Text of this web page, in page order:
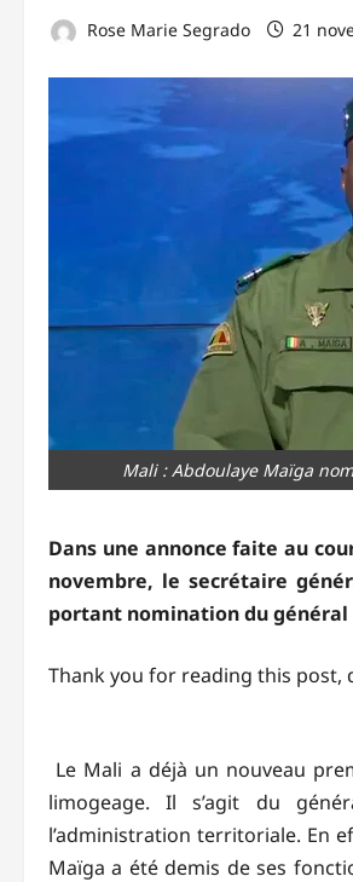
Rose Marie Segrado 21
Mali : Abdoulaye Maïga
Dans une annonce faite au
novembre, le secrétaire
portant nomination du
Thank you for reading this
Le Mali a déjà un nouveau
limogeage. Il s’agit du
l’administration territoriale. En
Maïga a été demis de ses